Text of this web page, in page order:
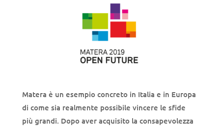
Matera è un esempio concreto in Italia e in Europa
di come sia realmente possibile vincere le sfide
più grandi. Dopo aver acquisito la consapevolezza